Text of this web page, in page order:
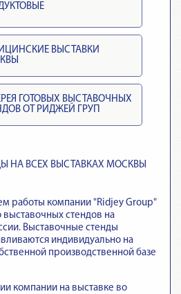
ВЫСТАВКИ
ГОТОВЫХ ВЫСТАВОЧНЫХ
ОТ РИДЖЕЙ ГРУП
НА ВСЕХ ВЫСТАВКАХ МОСКВЫ
работы компании "Ridjey Group"
выставочных стендов на
Выставочные стенды
индивидуально на
производственной базе
компании на выставке во